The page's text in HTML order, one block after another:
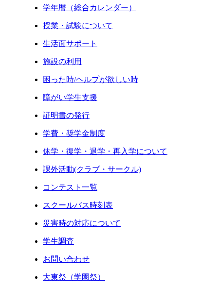
学年暦（総合カレンダー）
授業・試験について
生活面サポート
施設の利用
困った時/ヘルプが欲しい時
障がい学生支援
証明書の発行
学費・奨学金制度
休学・復学・退学・再入学について
課外活動(クラブ・サークル)
コンテスト一覧
スクールバス時刻表
災害時の対応について
学生調査
お問い合わせ
大東祭（学園祭）